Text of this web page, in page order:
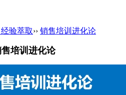
验萃取›› 销售培训进化论
培训进化论